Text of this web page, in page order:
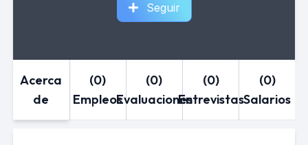
Seguir
Acerca
de
(0)
Empleos
(0)
Evaluaciones
(0)
Entrevistas
(0)
Salarios